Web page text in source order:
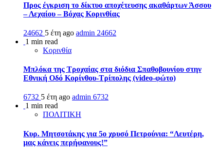
Προς έγκριση το δίκτυο αποχέτευσης ακαθάρτων Άσσου
– Λεχαίου – Βόχας Κορινθίας
24662 5 έτη ago admin 24662
1 min read
Κορινθία
Μπλόκα της Τροχαίας στα διόδια Σπαθοβουνίου στην
Εθνική Οδό Κορίνθου-Τρίπολης (video-φώτο)
6732 5 έτη ago admin 6732
1 min read
ΠΟΛΙΤΙΚΗ
Κυρ. Μητσοτάκης για 5ο χρυσό Πετρούνια: “Λευτέρη,
μας κάνεις περήφανους!”